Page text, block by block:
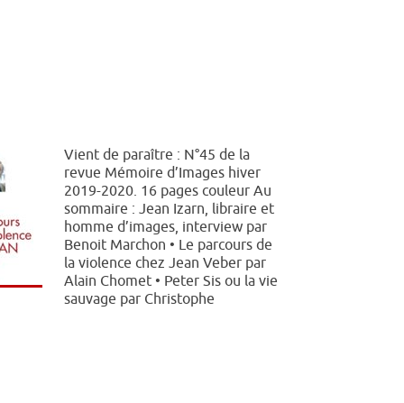
Vient de paraître : N°45 de la
revue Mémoire d’Images hiver
2019-2020. 16 pages couleur Au
sommaire : Jean Izarn, libraire et
homme d’images, interview par
Benoit Marchon • Le parcours de
la violence chez Jean Veber par
Alain Chomet • Peter Sis ou la vie
sauvage par Christophe